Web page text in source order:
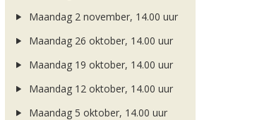
Maandag 2 november, 14.00 uur
Maandag 26 oktober, 14.00 uur
Maandag 19 oktober, 14.00 uur
Maandag 12 oktober, 14.00 uur
Maandag 5 oktober, 14.00 uur